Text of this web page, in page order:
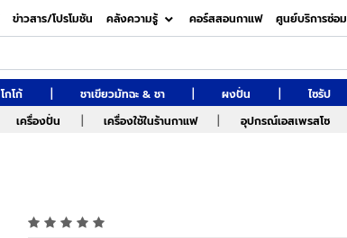
ข่าวสาร/โปรโมชัน คลังความรู้ คอร์สสอนกาแฟ ศูนย์บริการซ่อม
โกโก้ | ชาเขียวมัทฉะ & ชา | ผงปั่น | ไซรัป
เครื่องปั่น | เครื่องใช้ในร้านกาแฟ | อุปกรณ์เอสเพรสโซ